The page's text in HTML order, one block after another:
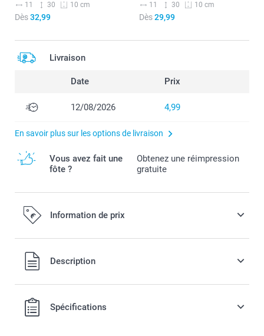
11 30 10 cm
Dès32,99
11 30 10 cm
Dès29,99
Livraison
Date Prix
12/08/2026 4,99
En savoir plus sur les options de livraison
Vous avez fait une
fôte ?
Obtenez une réimpression
gratuite
Information de prix
Tous les prix sont en EURO (€), TVA incluse et hors frais de
port.
Description
Spécifications